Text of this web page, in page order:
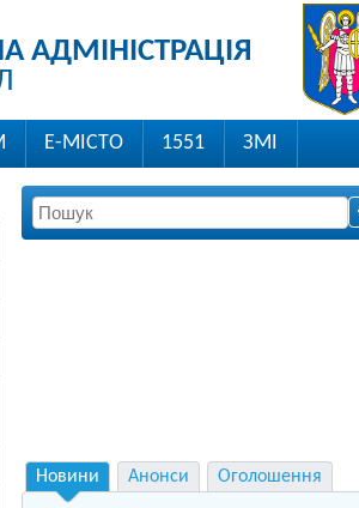
АДМІНІСТРАЦІЯ
Е-МІСТО 1551 ЗМІ
Новини Анонси Оголошення